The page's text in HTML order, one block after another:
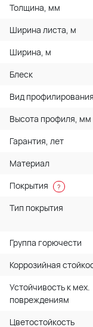
Толщина, мм
Ширина листа, м
Ширина, м
Блеск
Вид профилирования
Высота профиля, мм
Гарантия, лет
Материал
Покрытия
?
Тип покрытия
Группа горючести
Коррозийная
Устойчивость к мех.
повреждениям
Цветостойкость